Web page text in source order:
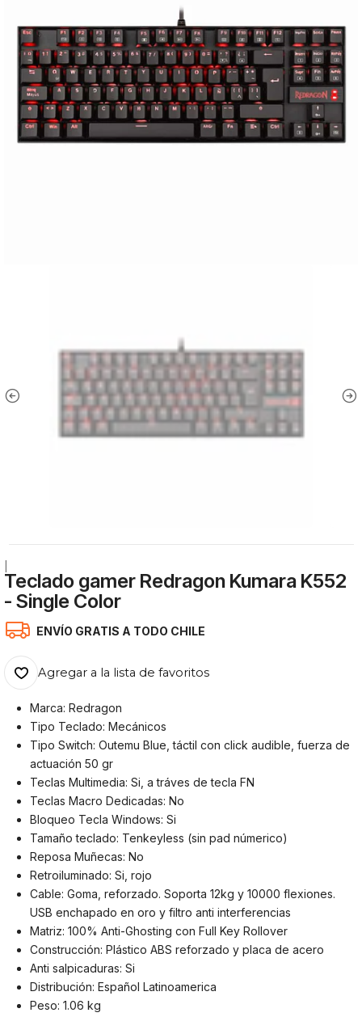
Teclado gamer Redragon Kumara K552
- Single Color
ENVÍO GRATIS A TODO CHILE
Agregar a la lista de favoritos
Marca: Redragon
Tipo Teclado: Mecánicos
Tipo Switch: Outemu Blue, táctil con click audible, fuerza de
actuación 50 gr
Teclas Multimedia: Si, a tráves de tecla FN
Teclas Macro Dedicadas: No
Bloqueo Tecla Windows: Si
Tamaño teclado: Tenkeyless (sin pad númerico)
Reposa Muñecas: No
Retroiluminado: Si, rojo
Cable: Goma, reforzado. Soporta 12kg y 10000 flexiones.
USB enchapado en oro y filtro anti interferencias
Matriz: 100% Anti-Ghosting con Full Key Rollover
Construcción: Plástico ABS reforzado y placa de acero
Anti salpicaduras: Si
Distribución: Español Latinoamerica
Peso: 1.06 kg